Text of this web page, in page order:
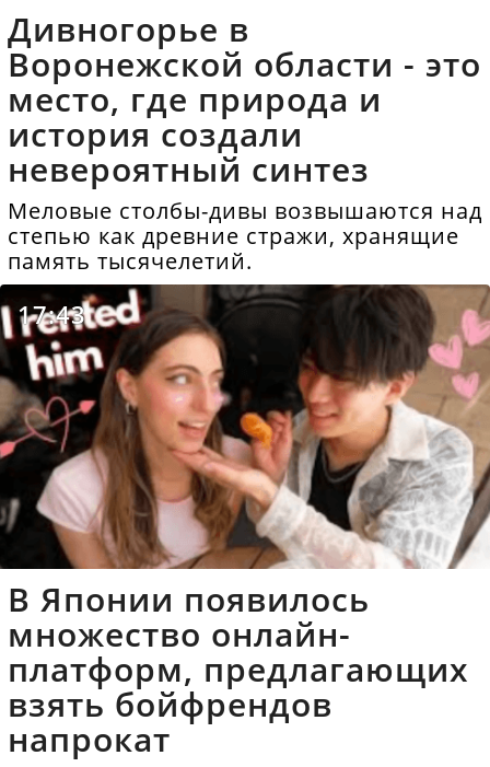
Дивногорье в
Воронежской области - это
место, где природа и
история создали
невероятный синтез
Меловые столбы-дивы возвышаются над
степью как древние стражи, хранящие
память тысячелетий.
17:43
В Японии появилось
множество онлайн-
платформ, предлагающих
взять бойфрендов
напрокат